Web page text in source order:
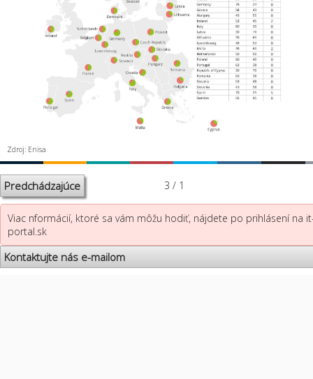
Zdroj: Enisa
Predchádzajúce 3 / 1
Viac nformácií, ktoré sa vám môžu hodiť, nájdete po prihlásení na
portal.sk
Kontaktujte nás e-mailom